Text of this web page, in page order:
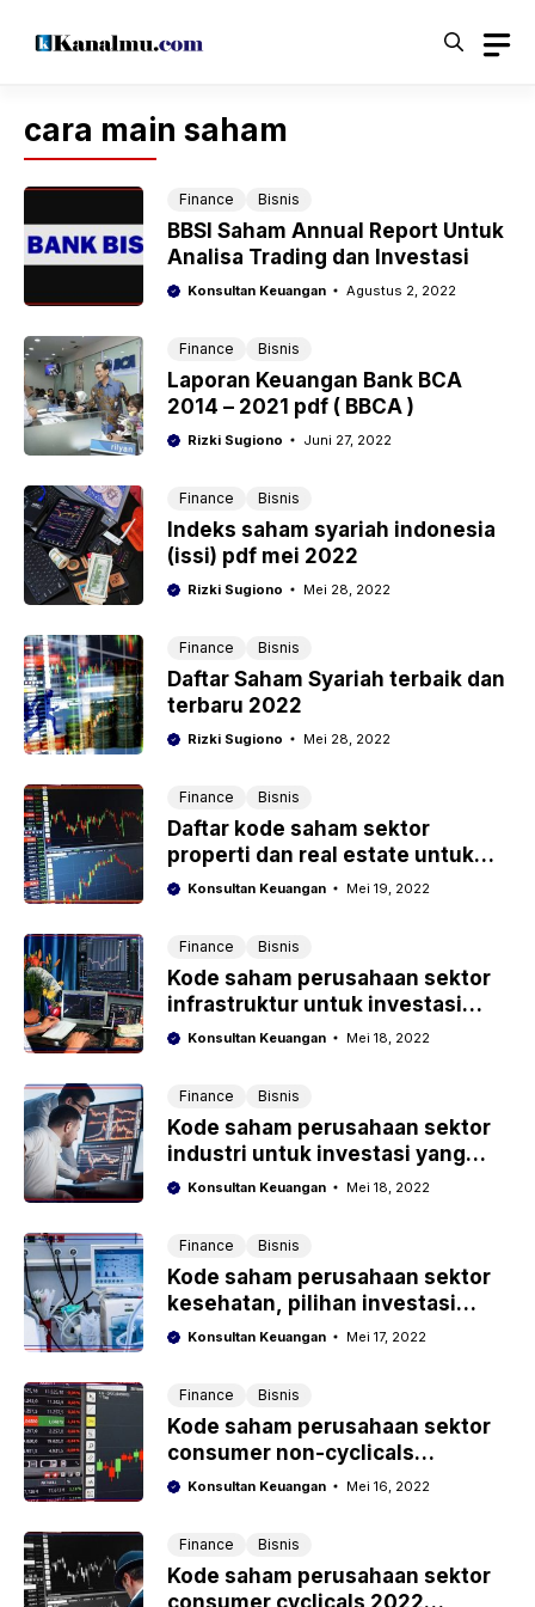
cara main saham
Finance Bisnis
BBSI Saham Annual Report Untuk
Analisa Trading dan Investasi
Konsultan Keuangan Agustus 2, 2022
Finance Bisnis
Laporan Keuangan Bank BCA
2014 – 2021 pdf ( BBCA )
Rizki Sugiono Juni 27, 2022
Finance Bisnis
Indeks saham syariah indonesia
(issi) pdf mei 2022
Rizki Sugiono Mei 28, 2022
Finance Bisnis
Daftar Saham Syariah terbaik dan
terbaru 2022
Rizki Sugiono Mei 28, 2022
Finance Bisnis
Daftar kode saham sektor
properti dan real estate untuk
main saham dengan profit
Konsultan Keuangan Mei 19, 2022
Finance Bisnis
Kode saham perusahaan sektor
infrastruktur untuk investasi
hasilkan banyak cuan
Konsultan Keuangan Mei 18, 2022
Finance Bisnis
Kode saham perusahaan sektor
industri untuk investasi yang
profitnya menjajikan
Konsultan Keuangan Mei 18, 2022
Finance Bisnis
Kode saham perusahaan sektor
kesehatan, pilihan investasi
profitnya mengiurkan
Konsultan Keuangan Mei 17, 2022
Finance Bisnis
Kode saham perusahaan sektor
consumer non-cyclicals
untungnya jutaan
Konsultan Keuangan Mei 16, 2022
Finance Bisnis
Kode saham perusahaan sektor
consumer cyclicals 2022